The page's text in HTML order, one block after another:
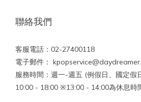
聯絡我們
客服電話：02-27400118
電子郵件：
服務時間：週一-週五 (例假日、國定假
10:00 - 18:00 ※13:00 - 14:00為休息時